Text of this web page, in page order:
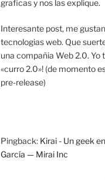
graficas y nos las explique.
Interesante post, me
tecnologias web. Que
una compañia Web 2.0. Yo
«curro 2.0»! (de momento
pre-release)
Pingback: Kirai - Un geek
García — Mirai Inc